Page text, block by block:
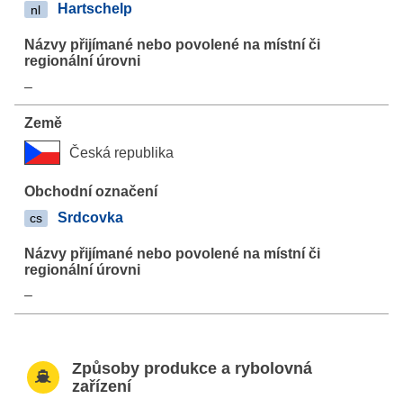
nl Hartschelp
–
Česká republika
cs Srdcovka
–
Způsoby produkce a rybolovná
zařízení